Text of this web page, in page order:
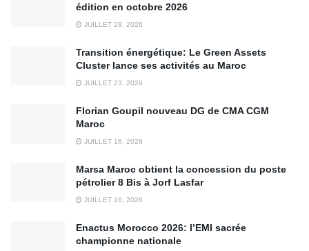
édition en octobre 2026
JUILLET 28, 2026
Transition énergétique: Le Green Assets
Cluster lance ses activités au Maroc
JUILLET 23, 2026
Florian Goupil nouveau DG de CMA CGM
Maroc
JUILLET 16, 2026
Marsa Maroc obtient la concession du poste
pétrolier 8 Bis à Jorf Lasfar
JUILLET 16, 2026
Enactus Morocco 2026: l’EMI sacrée
championne nationale